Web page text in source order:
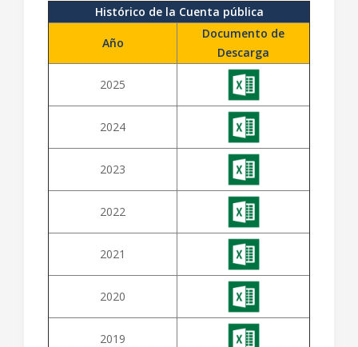
Histórico de la Cuenta pública
Año
Documento de
Descarga
2025
2024
2023
2022
2021
2020
2019